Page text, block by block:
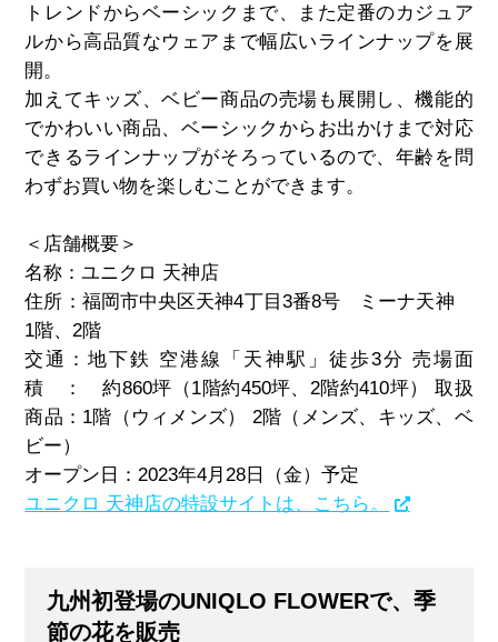
トレンドからベーシックまで、また定番のカジュア
ルから高品質なウェアまで幅広いラインナップを展
開。
加えてキッズ、ベビー商品の売場も展開し、機能的
でかわいい商品、ベーシックからお出かけまで対応
できるラインナップがそろっているので、年齢を問
わずお買い物を楽しむことができます。
＜店舗概要＞
名称：ユニクロ 天神店
住所：福岡市中央区天神4丁目3番8号 ミーナ天神
1階、 2階
交通：地下鉄 空港線「天神駅」徒歩3分 売場面
積 ： 約860坪（1階約450坪、 2階約410坪） 取扱
商品： 1階（ウィメンズ） 2階（メンズ、キッズ、ベ
ビー）
オープン日： 2023年4月 28 日（金）予定
ユニクロ 天神店の特設サイトは、こちら。
九州初登場のUNIQLO FLOWERで、季
節の花を販売